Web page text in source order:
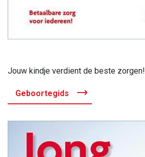
Jouw kindje verdient de beste zorgen!
Geboortegids